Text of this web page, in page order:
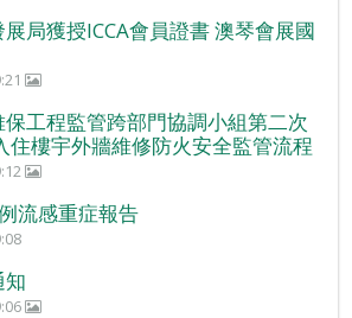
局獲授ICCA會員證書 澳琴會展國
工程監管跨部門協調小組第二次
住樓宇外牆維修防火安全監管流程
流感重症報告
知